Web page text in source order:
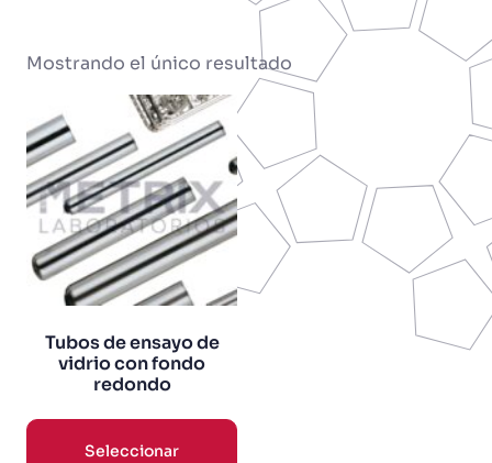
Mostrando el único resultado
Tubos de ensayo de
vidrio con fondo
redondo
Seleccionar